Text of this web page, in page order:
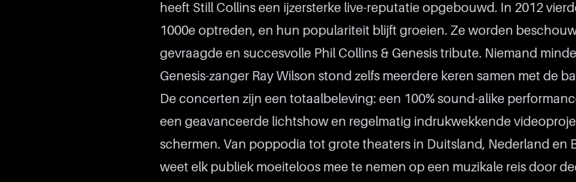
heeft Still Collins een ijzersterke live-reputatie opgebouwd. In 2012
1000e optreden, en hun populariteit blijft groeien. Ze worden
gevraagde en succesvolle Phil Collins & Genesis tribute. Niemand
Genesis-zanger Ray Wilson stond zelfs meerdere keren samen met de
De concerten zijn een totaalbeleving: een 100% sound-alike
een geavanceerde lichtshow en regelmatig indrukwekkende
schermen. Van poppodia tot grote theaters in Duitsland, Nederland en
weet elk publiek moeiteloos mee te nemen op een muzikale reis door